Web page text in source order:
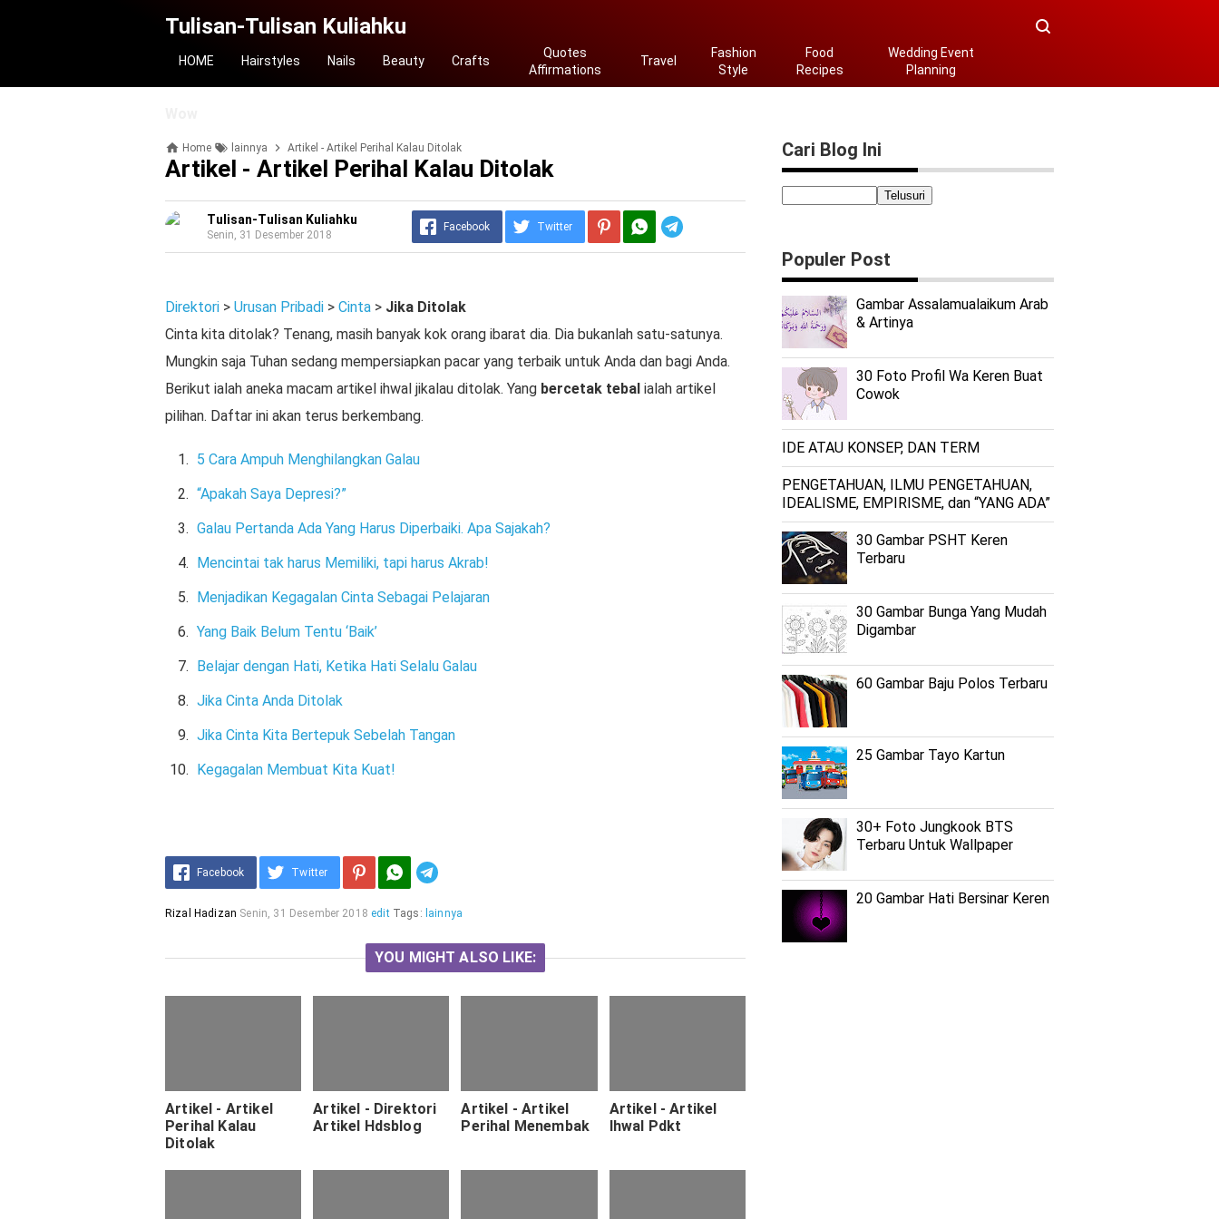
Tulisan-Tulisan Kuliahku
HOME Hairstyles Nails Beauty Crafts
Quotes
Affirmations
Travel
Fashion
Style
Food
Recipes
Wedding Event
Planning
Home lainnya Artikel - Artikel Perihal Kalau Ditolak
Artikel - Artikel Perihal Kalau Ditolak
Tulisan-Tulisan Kuliahku
Senin, 31 Desember 2018
Facebook Twitter
Direktori > Urusan Pribadi > Cinta > Jika Ditolak
Cinta kita ditolak? Tenang, masih banyak kok orang ibarat dia. Dia bukanlah satu-satunya.
Mungkin saja Tuhan sedang mempersiapkan pacar yang terbaik untuk Anda dan bagi Anda.
Berikut ialah aneka macam artikel ihwal jikalau ditolak. Yang bercetak tebal ialah artikel
pilihan. Daftar ini akan terus berkembang.
5 Cara Ampuh Menghilangkan Galau
“Apakah Saya Depresi?”
Galau Pertanda Ada Yang Harus Diperbaiki. Apa Sajakah?
Mencintai tak harus Memiliki, tapi harus Akrab!
Menjadikan Kegagalan Cinta Sebagai Pelajaran
Yang Baik Belum Tentu ‘Baik’
Belajar dengan Hati, Ketika Hati Selalu Galau
Jika Cinta Anda Ditolak
Jika Cinta Kita Bertepuk Sebelah Tangan
Kegagalan Membuat Kita Kuat!
Facebook Twitter
Rizal Hadizan Senin, 31 Desember 2018 edit Tags: lainnya
YOU MIGHT ALSO LIKE:
Artikel - Artikel
Perihal Kalau
Ditolak
Artikel - Direktori
Artikel Hdsblog
Artikel - Artikel
Perihal Menembak
Artikel - Artikel
Ihwal Pdkt
Cari Blog Ini
Populer Post
Gambar Assalamualaikum Arab
& Artinya
30 Foto Profil Wa Keren Buat
Cowok
IDE ATAU KONSEP, DAN TERM
PENGETAHUAN, ILMU PENGETAHUAN,
IDEALISME, EMPIRISME, dan “YANG ADA”
30 Gambar PSHT Keren
Terbaru
30 Gambar Bunga Yang Mudah
Digambar
60 Gambar Baju Polos Terbaru
25 Gambar Tayo Kartun
30+ Foto Jungkook BTS
Terbaru Untuk Wallpaper
20 Gambar Hati Bersinar Keren